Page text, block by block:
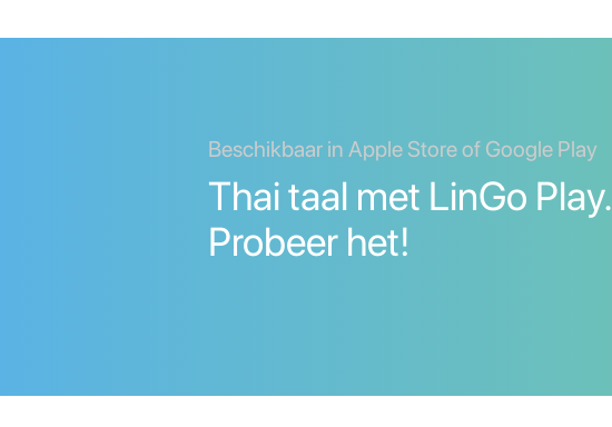
Beschikbaar in Apple Store of Google Play
Thai taal met LinGo Play.
Probeer het!